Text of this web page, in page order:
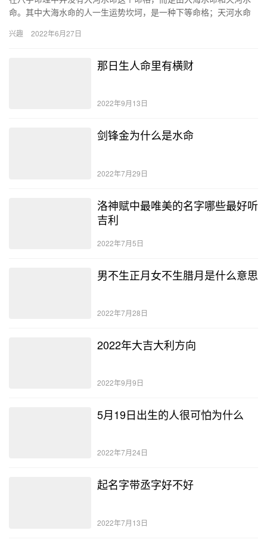
命。其中大海水命的人一生运势坎坷，是一种下等命格；天河水命
河水…
兴趣 2022年6月27日
那日生人命里有横财
2022年9月13日
剑锋金为什么是水命
2022年7月29日
洛神赋中最唯美的名字哪些最好听
吉利
2022年7月5日
男不生正月女不生腊月是什么意思
2022年7月28日
2022年大吉大利方向
2022年9月9日
5月19日出生的人很可怕为什么
2022年7月24日
起名字带丞字好不好
2022年7月13日